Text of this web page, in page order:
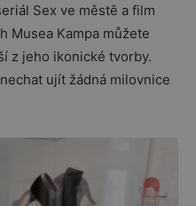
Sex ve městě a film
Musea Kampa můžete
z jeho ikonické tvorby.
ujít žádná milovnice